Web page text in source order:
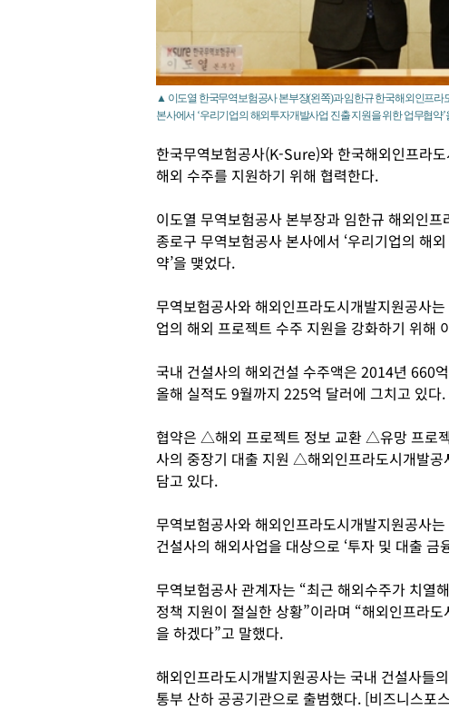
▲ 이도열 한국무역보험공사 본부장(왼쪽)과 임한규 한국해외인프
본사에서 ‘우리기업의 해외투자개발사업 진출 지원을 위한 업무협약
한국무역보험공사(K-Sure)와 한국해외인프라
해외 수주를 지원하기 위해 협력한다.
이도열 무역보험공사 본부장과 임한규 해외인
종로구 무역보험공사 본사에서 ‘우리기업의 해
약’을 맺었다.
무역보험공사와 해외인프라도시개발지원공사
업의 해외 프로젝트 수주 지원을 강화하기 위해
국내 건설사의 해외건설 수주액은 2014년 660
올해 실적도 9월까지 225억 달러에 그치고 있다.
협약은 △해외 프로젝트 정보 교환 △유망 프로
사의 중장기 대출 지원 △해외인프라도시개발
담고 있다.
무역보험공사와 해외인프라도시개발지원공사
건설사의 해외사업을 대상으로 ‘투자 및 대출 금
무역보험공사 관계자는 “최근 해외수주가 치열
정책 지원이 절실한 상황”이라며 “해외인프라
을 하겠다”고 말했다.
해외인프라도시개발지원공사는 국내 건설사들
통부 산하 공공기관으로 출범했다. [비즈니스포